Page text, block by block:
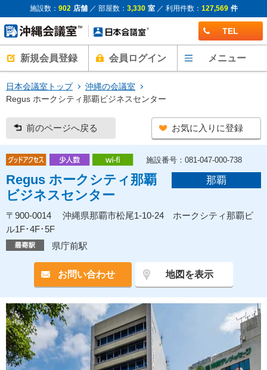
施設数： 902 店舗／ 部屋数： 3,330 室／ 利用件数： 127,569 件
TEL
新規会員登録 会員ログイン メニュー
日本会議室トップ
沖縄の会議室
Regus ホークシティ那覇ビジネスセンター
前のページへ戻る お気に入りに登録
施設番号：081-047-000-738
Regus ホークシティ那覇
ビジネスセンター
那覇
〒900-0014 沖縄県那覇市松尾1-10-24 ホークシティ那覇ビ
ル1F･4F･5F
県庁前駅
お問い合わせ 地図を表示